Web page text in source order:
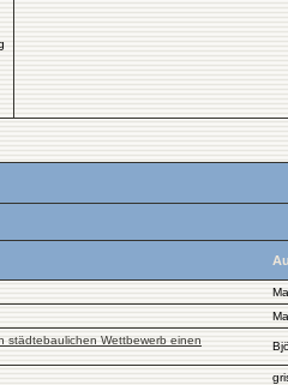
städtebaulichen Wettbewerb einen